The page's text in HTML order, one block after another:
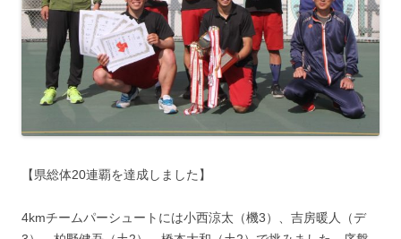
【県総体20連覇を達成しました】
4kmチームパーシュートには小西涼太（機3）、吉房暖人（デ